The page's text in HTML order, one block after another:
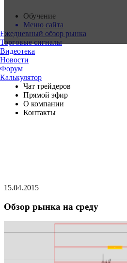
Обучение
Меню сайта
Ежедневный обзор рынка
Торговые сигналы
Видеотека
Новости
Форум
Калькулятор
Чат трейдеров
Прямой эфир
О компании
Контакты
15.04.2015
Обзор рынка на среду